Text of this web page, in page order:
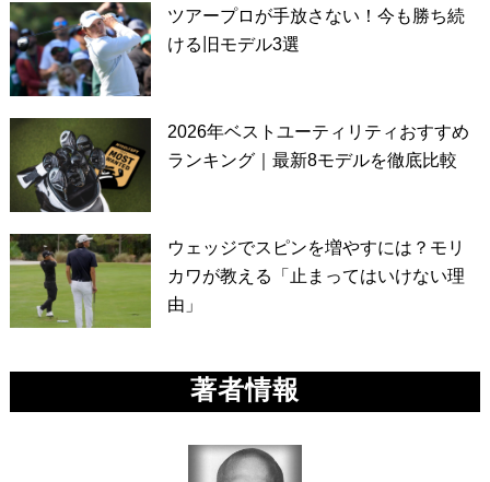
ツアープロが手放さない！今も勝ち続
ける旧モデル3選
2026年ベストユーティリティおすすめ
ランキング｜最新8モデルを徹底比較
ウェッジでスピンを増やすには？モリ
カワが教える「止まってはいけない理
由」
著者情報